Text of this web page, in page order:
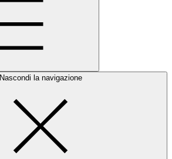
Nascondi la navigazione